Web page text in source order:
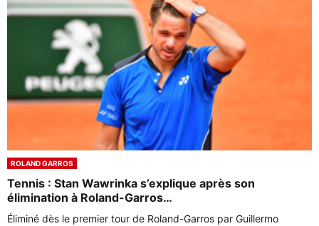
ROLAND GARROS
Tennis : Stan Wawrinka s’explique après son
élimination à Roland-Garros…
Éliminé dès le premier tour de Roland-Garros par Guillermo